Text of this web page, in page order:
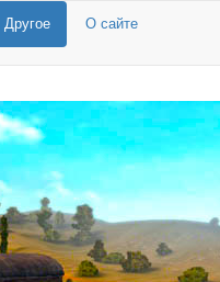
Другое О сайте